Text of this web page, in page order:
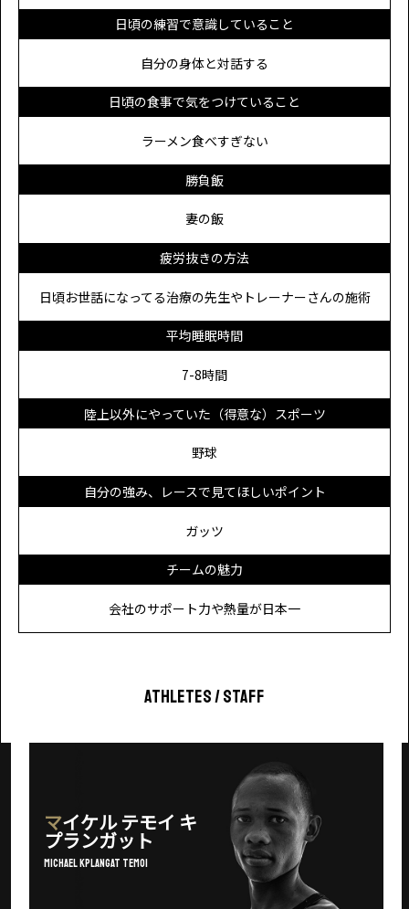
日頃の練習で意識していること
自分の身体と対話する
日頃の食事で気をつけていること
ラーメン食べすぎない
勝負飯
妻の飯
疲労抜きの方法
日頃お世話になってる治療の先生やトレーナーさんの施術
平均睡眠時間
7-8時間
陸上以外にやっていた（得意な）スポーツ
野球
自分の強み、レースで見てほしいポイント
ガッツ
チームの魅力
会社のサポート力や熱量が日本一
Athletes / Staff
マイケル テモイ キ
プランガット
Michael Kplangat Temoi